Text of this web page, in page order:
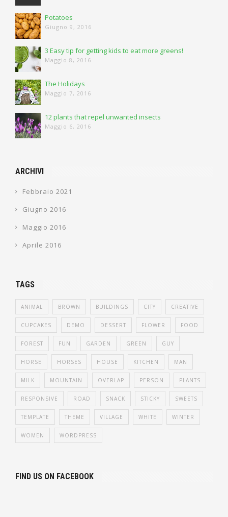
Potatoes
Giugno 9, 2016
3 Easy tip for getting kids to eat more greens!
Maggio 8, 2016
The Holidays
Maggio 7, 2016
12 plants that repel unwanted insects
Maggio 6, 2016
ARCHIVI
Febbraio 2021
Giugno 2016
Maggio 2016
Aprile 2016
TAGS
ANIMAL BROWN BUILDINGS CITY CREATIVE
CUPCAKES DEMO DESSERT FLOWER FOOD
FOREST FUN GARDEN GREEN GUY
HORSE HORSES HOUSE KITCHEN MAN
MILK MOUNTAIN OVERLAP PERSON PLANTS
RESPONSIVE ROAD SNACK STICKY SWEETS
TEMPLATE THEME VILLAGE WHITE WINTER
WOMEN WORDPRESS
FIND US ON FACEBOOK